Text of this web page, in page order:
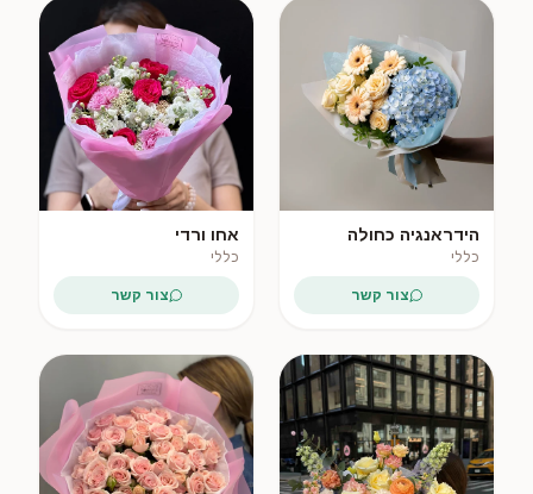
הידראנגיה כחולה
וגרברה קרמית
כללי
צור קשר
פופולרי
אחו ורדי
כללי
צור קשר